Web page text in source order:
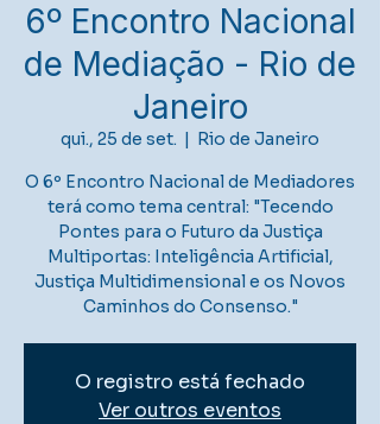
6º Encontro Nacional
de Mediação - Rio de
Janeiro
qui., 25 de set.
  |
Rio de Janeiro
O 6º Encontro Nacional de Mediadores
terá como tema central: "Tecendo
Pontes para o Futuro da Justiça
Multiportas: Inteligência Artificial,
Justiça Multidimensional e os Novos
Caminhos do Consenso."
O registro está fechado
Ver outros eventos